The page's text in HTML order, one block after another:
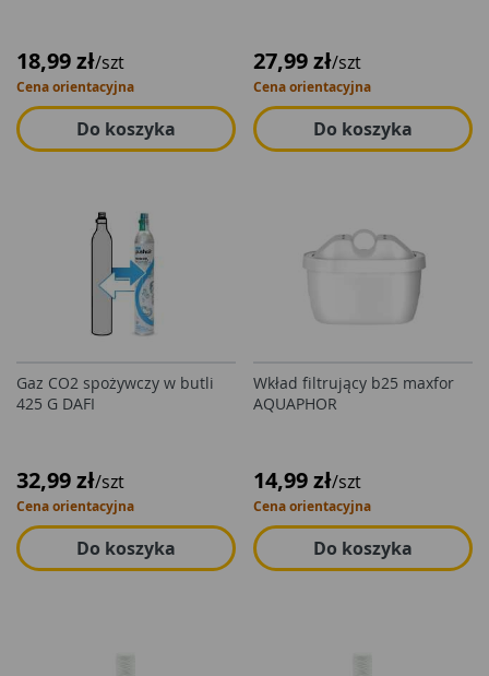
18,99 zł/szt
Cena orientacyjna
Do koszyka
27,99 zł/szt
Cena orientacyjna
Do koszyka
Gaz CO2 spożywczy w butli
425 G DAFI
32,99 zł/szt
Cena orientacyjna
Do koszyka
Wkład filtrujący b25 maxfor
AQUAPHOR
14,99 zł/szt
Cena orientacyjna
Do koszyka